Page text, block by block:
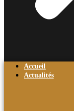
Accueil
Actualités